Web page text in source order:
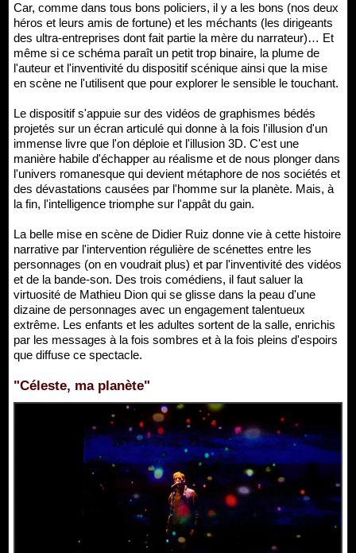
Car, comme dans tous bons policiers, il y a les bons (nos deux
héros et leurs amis de fortune) et les méchants (les dirigeants
des ultra-entreprises dont fait partie la mère du narrateur)… Et
même si ce schéma paraît un petit trop binaire, la plume de
l'auteur et l'inventivité du dispositif scénique ainsi que la mise
en scène ne l'utilisent que pour explorer le sensible le touchant.
Le dispositif s'appuie sur des vidéos de graphismes bédés
projetés sur un écran articulé qui donne à la fois l'illusion d'un
immense livre que l'on déploie et l'illusion 3D. C'est une
manière habile d'échapper au réalisme et de nous plonger dans
l'univers romanesque qui devient métaphore de nos sociétés et
des dévastations causées par l'homme sur la planète. Mais, à
la fin, l'intelligence triomphe sur l'appât du gain.
La belle mise en scène de Didier Ruiz donne vie à cette histoire
narrative par l'intervention régulière de scénettes entre les
personnages (on en voudrait plus) et par l'inventivité des vidéos
et de la bande-son. Des trois comédiens, il faut saluer la
virtuosité de Mathieu Dion qui se glisse dans la peau d'une
dizaine de personnages avec un engagement talentueux
extrême. Les enfants et les adultes sortent de la salle, enrichis
par les messages à la fois sombres et à la fois pleins d'espoirs
que diffuse ce spectacle.
"Céleste, ma planète"